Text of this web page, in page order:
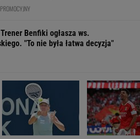
Trener Benfiki ogłasza ws.
"To nie była łatwa decyzja"